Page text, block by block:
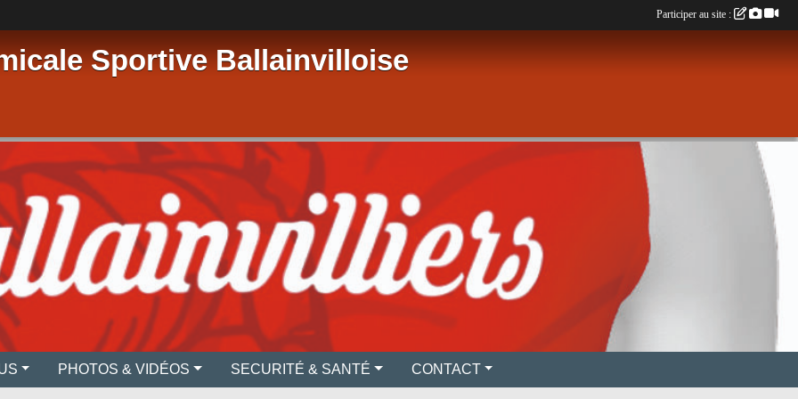
Sportive Ballainvilloise
PHOTOS & VIDÉOS SECURITÉ & SANTÉ CONTACT
Participer au site :